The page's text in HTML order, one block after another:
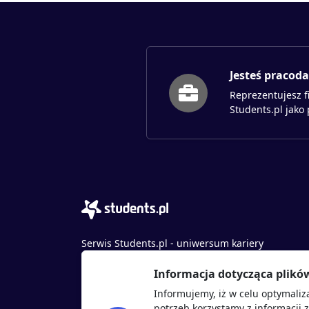
Jesteś
Reprezentujesz
Students.pl jako
Serwis Students.pl - uniwersum kariery
© 2026 - Wszelkie prawa zastrzeżone
ul. Sybiraków 54, 37-700 Przemyśl
Informacja dotycząca
Informujemy, iż w celu